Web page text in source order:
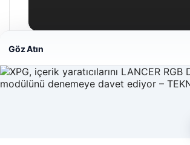
26/05/2026
Web sitemizi nasıl kullandığınızı daha iyi
Göz Atın